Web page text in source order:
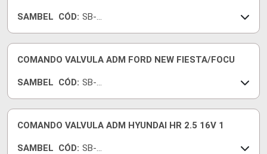
SAMBEL CÓD: SB-
COMANDO VALVULA ADM FORD NEW FIESTA/FOCU
SAMBEL CÓD: SB-
COMANDO VALVULA ADM HYUNDAI HR 2.5 16V 1
SAMBEL CÓD: SB-